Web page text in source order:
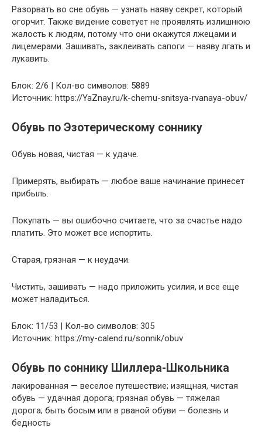
Разорвать во сне обувь — узнать наяву секрет, который
огорчит. Также видение советует не проявлять излишнюю
жалость к людям, потому что они окажутся лжецами и
лицемерами. Зашивать, заклеивать сапоги — наяву лгать и
лукавить.
Блок: 2/6 | Кол-во символов: 5889
Источник: https://YaZnay.ru/k-chemu-snitsya-rvanaya-obuv/
Обувь по Эзотерическому соннику
Обувь новая, чистая — к удаче.
Примерять, выбирать — любое ваше начинание принесет
прибыль.
Покупать — вы ошибочно считаете, что за счастье надо
платить. Это может все испортить.
Старая, грязная — к неудачи.
Чистить, зашивать — надо приложить усилия, и все еще
может наладиться.
Блок: 11/53 | Кол-во символов: 305
Источник: https://my-calend.ru/sonnik/obuv
Обувь по соннику Шиллера-Школьника
лакированная — веселое путешествие; изящная, чистая
обувь — удачная дорога; грязная обувь — тяжелая
дорога; быть босым или в рваной обуви — болезнь и
бедность